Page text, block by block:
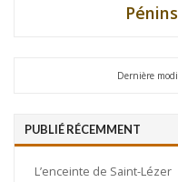
Dernière
PUBLIÉ RÉCEMMENT
L’enceinte de Saint-Lézer